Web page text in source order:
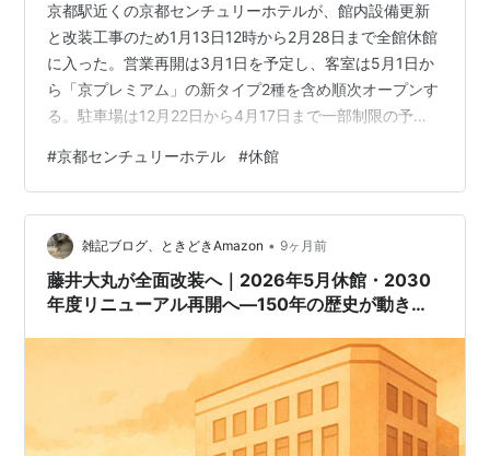
京都駅近くの京都センチュリーホテルが、館内設備更新
と改装工事のため1月13日12時から2月28日まで全館休館
に入った。営業再開は3月1日を予定し、客室は5月1日か
ら「京プレミアム」の新タイプ2種を含め順次オープンす
る。駐車場は12月22日から4月17日まで一部制限の予
れた日程を時系列で追う。 京都ｾﾝﾁｭﾘｰﾎﾃﾙ全館休館3月1
日営業再開 京都駅のすぐそばで、長い時間を重ねてきた
「京都センチュリーホテル」が、改装工事のため全館休
館に入った。休館は1月13日12時から2月28日までの予
定。営業再開は3月1日が節目となり、客室は5月1日から
新し…
#京都センチュリーホテル #休館
雑記ブログ、ときどきAmazon • 9ヶ月前
藤井大丸が全面改装へ｜2026年5月休館・2030
年度リニューアル再開へ―150年の歴史が動き出